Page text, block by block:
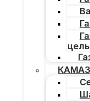
КАМАЗ